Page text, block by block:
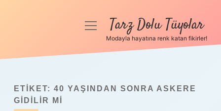
Anasayfa
Yasal Uyarı
menüyüTarz Dolu Tüyolar
Modayla hayatına renk katan fikirler!
ETIKET: 40 YAŞINDAN SONRA ASKERE
GIDILIR MI